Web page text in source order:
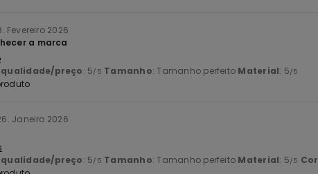
Fevereiro 2026
a marca
qualidade/preço: 5/5 Tamanho: Tamanho perfeito Material: 5/5
Janeiro 2026
qualidade/preço: 5/5 Tamanho: Tamanho perfeito Material: 5/5 Cor